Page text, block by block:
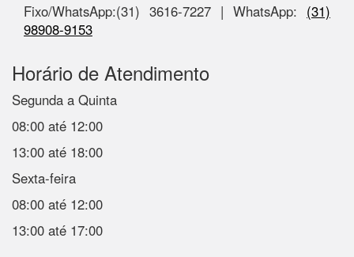
Fixo/WhatsApp:(31) 3616-7227 | WhatsApp: (31)
98908-9153
Horário de Atendimento
Segunda a Quinta
08:00 até 12:00
13:00 até 18:00
Sexta-feira
08:00 até 12:00
13:00 até 17:00